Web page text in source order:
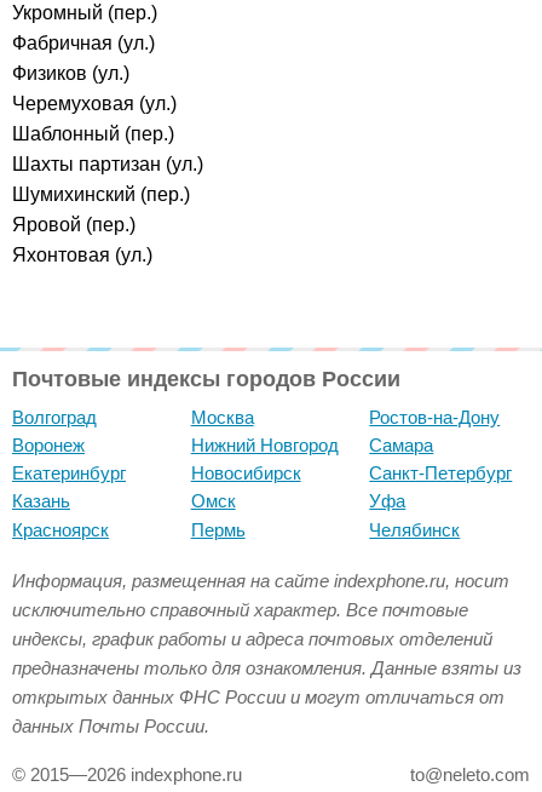
Укромный (пер.)
Фабричная (ул.)
Физиков (ул.)
Черемуховая (ул.)
Шаблонный (пер.)
Шахты партизан (ул.)
Шумихинский (пер.)
Яровой (пер.)
Яхонтовая (ул.)
Почтовые индексы городов России
Волгоград
Воронеж
Екатеринбург
Казань
Красноярск
Москва
Нижний Новгород
Новосибирск
Омск
Пермь
Ростов-на-Дону
Самара
Санкт-Петербург
Уфа
Челябинск
Информация, размещенная на сайте indexphone.ru, носит
исключительно справочный характер. Все почтовые
индексы, график работы и адреса почтовых отделений
предназначены только для ознакомления. Данные взяты из
открытых данных ФНС России и могут отличаться от
данных Почты России.
© 2015—2026 indexphone.ru to@neleto.com